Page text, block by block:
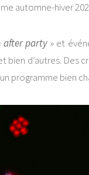
automne-hiver
after party » et
bien d’autres. Des
programme bien